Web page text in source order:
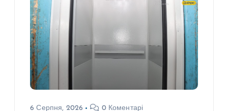
6 Серпня, 2026 0 Коментарі